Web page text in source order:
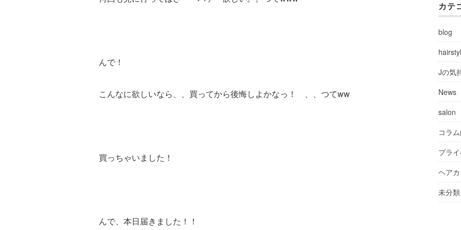
んで！
こんなに欲しいなら、、買ってから後悔しよかなっ！ 、、つてww
買っちゃいました！
んで、本日届きました！！
カテ
blog
Jの気
News
salon
コラ
プラ
ヘア
未分類